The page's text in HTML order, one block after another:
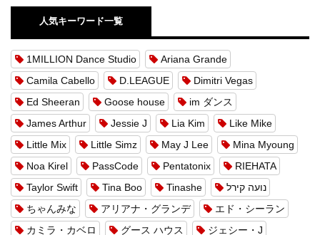
人気キーワード一覧
1MILLION Dance Studio
Ariana Grande
Camila Cabello
D.LEAGUE
Dimitri Vegas
Ed Sheeran
Goose house
im ダンス
James Arthur
Jessie J Lia Kim
Like Mike
Little Mix
Little Simz May J Lee
Mina Myoung
Noa Kirel
PassCode Pentatonix
RIEHATA
Taylor Swift
Tina Boo Tinashe
נועה קירל
ちゃんみな
アリアナ・グランデ
エド・シーラン
カミラ・カベロ
グース ハウス
ジェシー・J